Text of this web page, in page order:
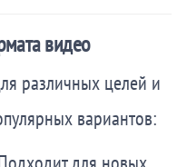
видео
различных целей и
вариантов: